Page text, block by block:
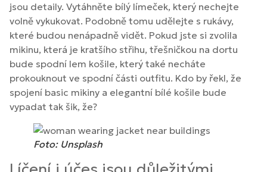
jsou detaily. Vytáhněte bílý límeček, který nechejte
volně vykukovat. Podobně tomu udělejte s rukávy,
které budou nenápadně vidět. Pokud jste si zvolila
mikinu, která je kratšího střihu, třešničkou na dortu
bude spodní lem košile, který také necháte
prokouknout ve spodní části outfitu. Kdo by řekl, že
spojení basic mikiny a elegantní bílé košile bude
vypadat tak šik, že?
Foto: Unsplash